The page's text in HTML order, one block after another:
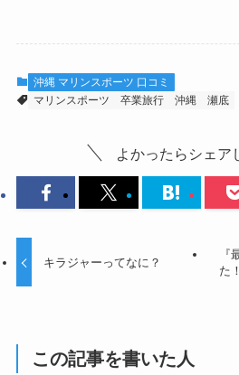
沖縄 マリンスポーツ 口コミ
マリンスポーツ
卒業旅行 沖縄 瀬底
よかったらシェア
キラジャーってなに？
『
た
この記事を書いた人